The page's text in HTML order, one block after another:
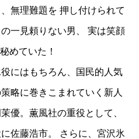
無理難題を 押し付けられて
一見頼りない男、 実は笑顔
めていた！
にはもちろん、国民的人気
略に巻きこまれていく新人
優。薫風社の重役として、
佐藤浩市。 さらに、宮沢氷